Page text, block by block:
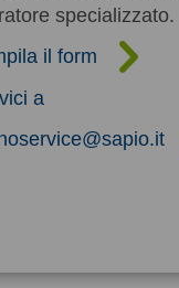
specializzato.
il form
a